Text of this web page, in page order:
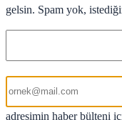
gelsin. Spam yok,
adresimin haber bülteni